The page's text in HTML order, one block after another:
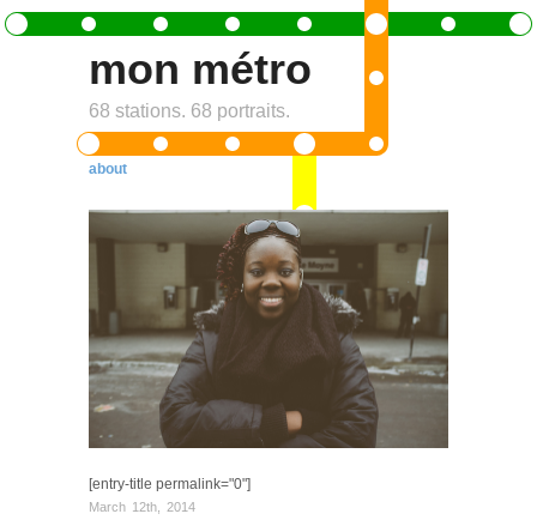
mon métro
68 stations. 68 portraits.
about
[entry-title permalink="0"]
March 12th, 2014